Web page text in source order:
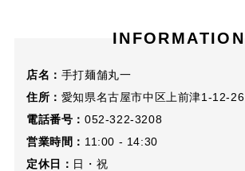
INFORMATION
店名： 手打麺舗丸一
住所： 愛知県名古屋市中区上前津1-12-26
電話番号： 052-322-3208
営業時間： 11:00 - 14:30
定休日： 日・祝